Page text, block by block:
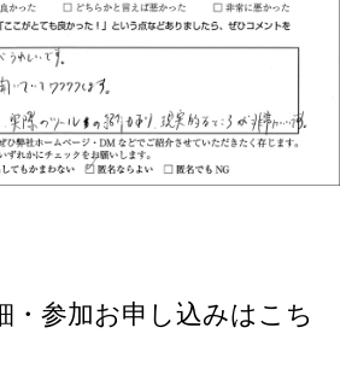
・参加お申し込みはこち